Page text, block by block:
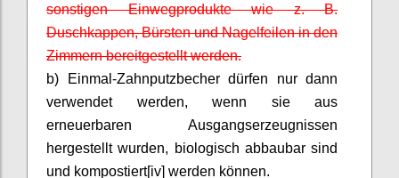
sonstigen Einwegprodukte wie z. B.
Duschkappen, Bürsten und Nagelfeilen in den
Zimmern bereitgestellt werden.
b) Einmal-Zahnputzbecher dürfen nur dann
verwendet werden, wenn sie aus
erneuerbaren Ausgangserzeugnissen
hergestellt wurden, biologisch abbaubar sind
und kompostiert[iv] werden können.